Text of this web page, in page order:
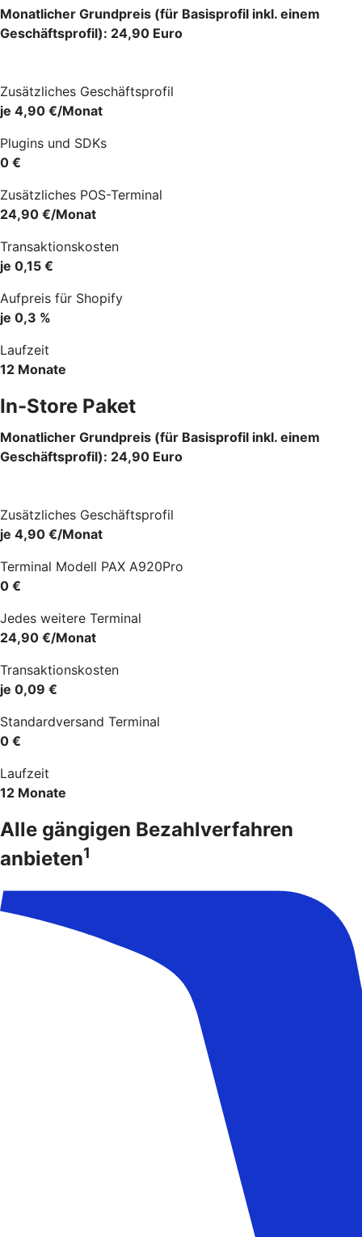
Monatlicher Grundpreis (für Basisprofil inkl. einem
Geschäftsprofil): 24,90 Euro
Zusätzliches Geschäftsprofil
je 4,90 €/Monat
Plugins und SDKs
0 €
Zusätzliches POS-Terminal
24,90 €/Monat
Transaktionskosten
je 0,15 €
Aufpreis für Shopify
je 0,3 %
Laufzeit
12 Monate
In-Store Paket
Monatlicher Grundpreis (für Basisprofil inkl. einem
Geschäftsprofil): 24,90 Euro
Zusätzliches Geschäftsprofil
je 4,90 €/Monat
Terminal Modell PAX A920Pro
0 €
Jedes weitere Terminal
24,90 €/Monat
Transaktionskosten
je 0,09 €
Standardversand Terminal
0 €
Laufzeit
12 Monate
Alle gängigen Bezahlverfahren
anbieten1